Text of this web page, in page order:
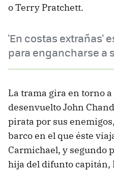
o Terry Pratchett.
'En costas extrañas'
para engancharse a
La trama gira en torno
desenvuelto John
pirata por sus
barco en el que éste
Carmichael, y segundo
hija del difunto capitán,